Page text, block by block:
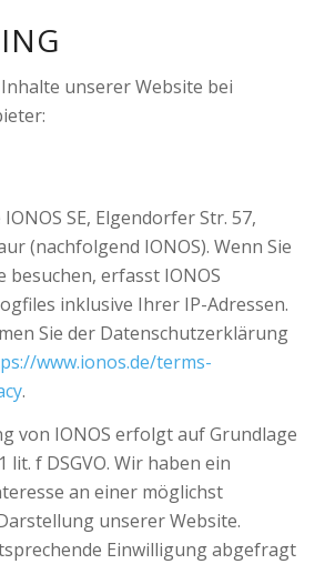
unserer Website bei
SE, Elgendorfer Str. 57,
(nachfolgend IONOS). Wenn Sie
besuchen, erfasst IONOS
inklusive Ihrer IP-Adressen.
Sie der Datenschutzerklärung
www.ionos.de/terms-
.
von IONOS erfolgt auf Grundlage
lit. f DSGVO. Wir haben ein
an einer möglichst
unserer Website.
Einwilligung abgefragt